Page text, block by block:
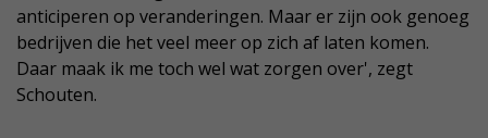
anticiperen op veranderingen. Maar er zijn ook genoeg
bedrijven die het veel meer op zich af laten komen.
Daar maak ik me toch wel wat zorgen over', zegt
Schouten.